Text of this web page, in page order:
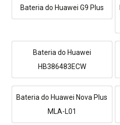
Bateria do Huawei G9 Plus
Bateria do Huawei
HB386483ECW
Bateria do Huawei Nova Plus
MLA-L01